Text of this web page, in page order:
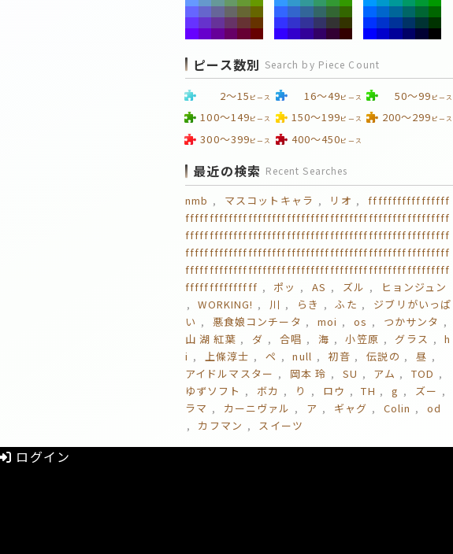
ピース数別 Search by Piece Count
2～15 ピース 16～49ピース 50～99 ピース
100～149ピース 150～199ピース 200～299 ピース
300～399ピース 400～450ピース
最近の検索 Recent Searches
nmb マスコットキャラ リオ
fffffffffffffffff
fffffffffffffffffffffffffffffffffffffffffffffffffffffff
fffffffffffffffffffffffffffffffffffffffffffffffffffffff
fffffffffffffffffffffffffffffffffffffffffffffffffffffff
fffffffffffffffffffffffffffffffffffffffffffffffffffffff
fffffffffffffff
ポッ AS ズル
ヒョンジュン
WORKING!
川 らき ふた
ジブリがいっぱ
い
悪食娘コンチータ moi os
つかサンタ
山 湖 紅葉
ダ 合唱 海 小笠原 グラス
h
i
上條淳士 ペ null 初音 伝説の
昼
アイドルマスター
岡本 玲 SU アム
TOD
ゆずソフト
ボカ り ロウ TH g
ズー
ラマ
カーニヴァル ア ギャグ Colin
od
カフマン
スイーツ
ログイン